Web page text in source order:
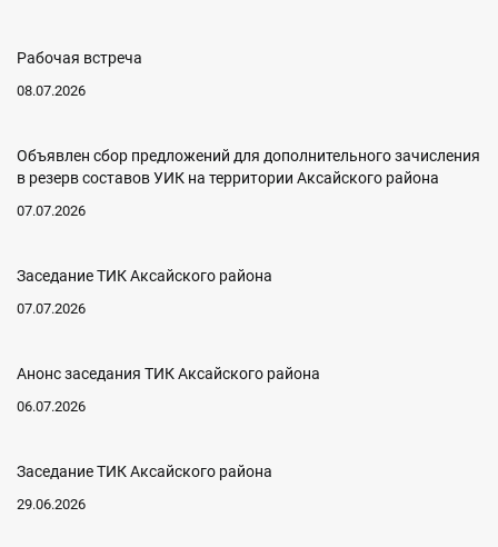
Рабочая встреча
08.07.2026
Объявлен сбор предложений для дополнительного зачисления
в резерв составов УИК на территории Аксайского района
07.07.2026
Заседание ТИК Аксайского района
07.07.2026
Анонс заседания ТИК Аксайского района
06.07.2026
Заседание ТИК Аксайского района
29.06.2026